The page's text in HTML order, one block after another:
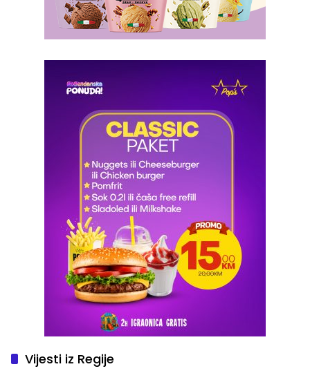
Vijesti iz Regije